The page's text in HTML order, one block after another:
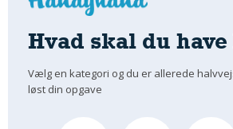
Hvad skal du have
Vælg en kategori og du er allerede
løst din opgave